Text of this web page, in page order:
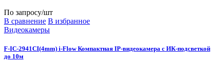
По запросу/шт
В сравнение В избранное
Видеокамеры
F-IC-2941CI(4mm) i-Flow Компактная IP-видеокамера c ИК-подсветкой
до 10м